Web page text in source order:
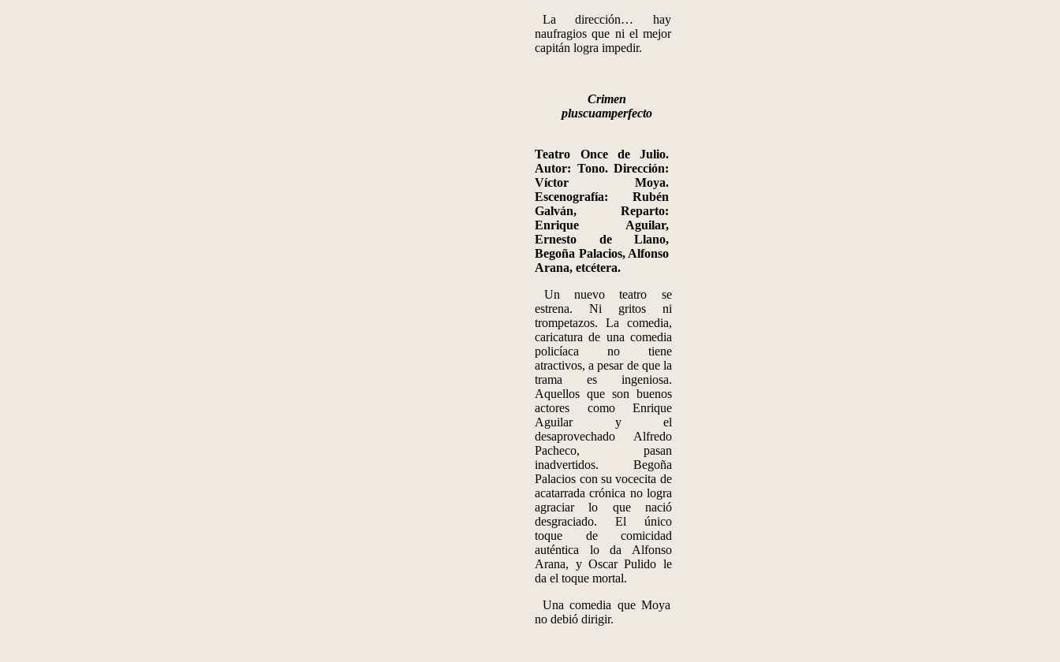
La dirección… hay
naufragios que ni el mejor
capitán logra impedir.
Crimen
pluscuamperfecto
Teatro Once de Julio.
Autor: Tono. Dirección:
Víctor Moya.
Escenografía: Rubén
Galván, Reparto:
Enrique Aguilar,
Ernesto de Llano,
Begoña Palacios, Alfonso
Arana, etcétera.
Un nuevo teatro se
estrena. Ni gritos ni
trompetazos. La comedia,
caricatura de una comedia
policíaca no tiene
atractivos, a pesar de que la
trama es ingeniosa.
Aquellos que son buenos
actores como Enrique
Aguilar y el
desaprovechado Alfredo
Pacheco, pasan
inadvertidos. Begoña
Palacios con su vocecita de
acatarrada crónica no logra
agraciar lo que nació
desgraciado. El único
toque de comicidad
auténtica lo da Alfonso
Arana, y Oscar Pulido le
da el toque mortal.
Una comedia que Moya
no debió dirigir.